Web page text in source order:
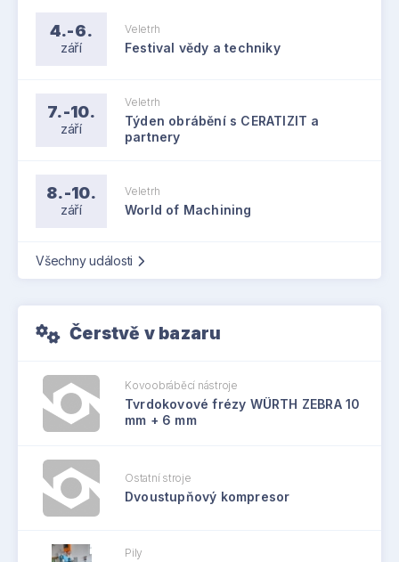
4.-6.
září
Veletrh
Festival vědy a techniky
7.-10.
září
Veletrh
Týden obrábění s CERATIZIT a
partnery
8.-10.
září
Veletrh
World of Machining
Všechny události
Čerstvě v bazaru
Kovoobráběcí nástroje
Tvrdokovové frézy WÜRTH ZEBRA 10
mm + 6 mm
Ostatní stroje
Dvoustupňový kompresor
Pily